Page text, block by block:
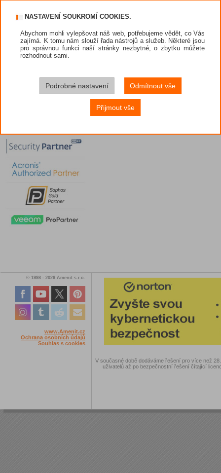
© 1998 - 2026 Amenit s.r.o.
www.Amenit.cz
Ochrana osobních údajů
Souhlas s cookies
V současné době dodáváme řešení pro více než
uživatelů až po bezpečnostní řešení čítající
NASTAVENÍ SOUKROMÍ COOKIES.
Abychom mohli vylepšovat náš web, potřebujeme vědět, co Vás
zajímá. K tomu nám slouží řada nástrojů a služeb. Některé jsou
pro správnou funkci naší stránky nezbytné, o zbytku můžete
rozhodnout sami.
Podrobné nastavení Odmítnout vše
Přijmout vše